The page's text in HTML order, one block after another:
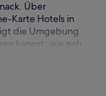
Über
Karte Hotels in
die Umgebung
kannst, wie nah
Anschließend